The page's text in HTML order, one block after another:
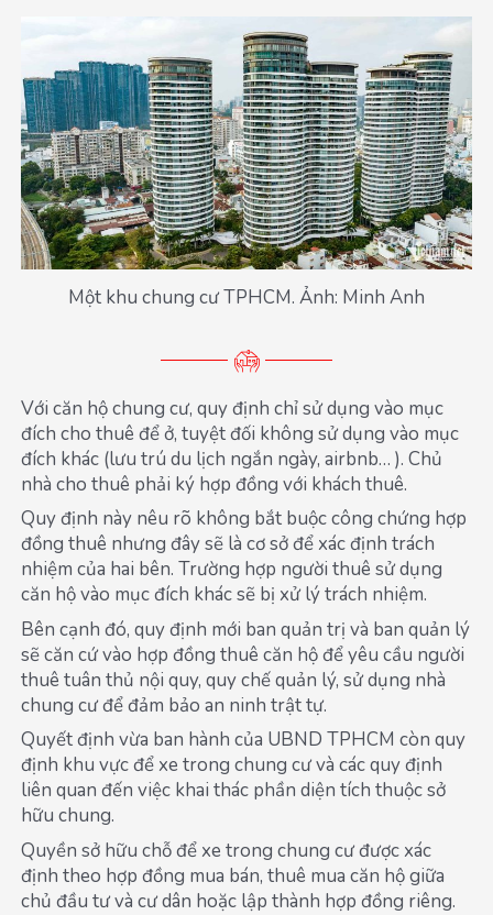
Một khu chung cư TPHCM. Ảnh: Minh Anh
Với căn hộ chung cư, quy định chỉ sử dụng vào mục
đích cho thuê để ở, tuyệt đối không sử dụng vào mục
đích khác (lưu trú du lịch ngắn ngày, airbnb… ). Chủ
nhà cho thuê phải ký hợp đồng với khách thuê.
Quy định này nêu rõ không bắt buộc công chứng hợp
đồng thuê nhưng đây sẽ là cơ sở để xác định trách
nhiệm của hai bên. Trường hợp người thuê sử dụng
căn hộ vào mục đích khác sẽ bị xử lý trách nhiệm.
Bên cạnh đó, quy định mới ban quản trị và ban quản lý
sẽ căn cứ vào hợp đồng thuê căn hộ để yêu cầu người
thuê tuân thủ nội quy, quy chế quản lý, sử dụng nhà
chung cư để đảm bảo an ninh trật tự.
Quyết định vừa ban hành của UBND TPHCM còn quy
định khu vực để xe trong chung cư và các quy định
liên quan đến việc khai thác phần diện tích thuộc sở
hữu chung.
Quyền sở hữu chỗ để xe trong chung cư được xác
định theo hợp đồng mua bán, thuê mua căn hộ giữa
chủ đầu tư và cư dân hoặc lập thành hợp đồng riêng.